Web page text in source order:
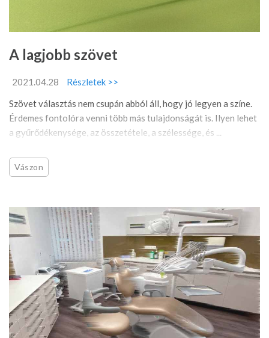
A lagjobb szövet
2021.04.28
Részletek >>
Szövet választás nem csupán abból áll, hogy jó legyen a színe.
Érdemes fontolóra venni több más tulajdonságát is. Ilyen lehet
a gyűrődékenysége, az összetétele, a szélessége, és ...
Vászon